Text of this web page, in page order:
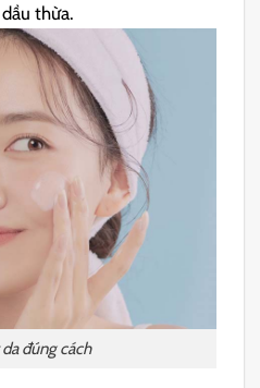
thừa.
đúng cách